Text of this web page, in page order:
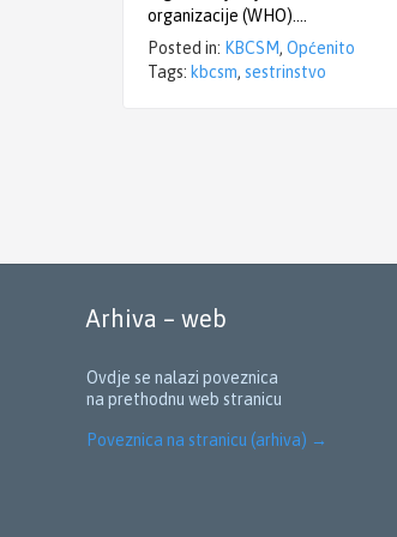
organizacije (WHO)….
Posted in: KBCSM, Općenito
Tags: kbcsm, sestrinstvo
Arhiva – web
Ovdje se nalazi poveznica
na prethodnu web stranicu
Poveznica na stranicu (arhiva) →